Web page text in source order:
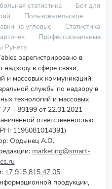
статистика
Бот для
Пользовательское
на угловые
Статистика
Профессиональные
Рунета
зарегистрировано в
в сфере связи,
и массовых коммуникаций.
службы по надзору в
технологий и массовых
- 80199 от 22.01.2021
ответственностью
1195081014391)
Ордынец А.О.
marketing@smart-
+7 915 815 47 05
продукции,